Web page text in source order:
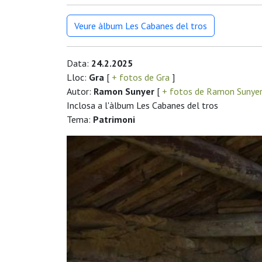
Veure àlbum Les Cabanes del tros
Data: 24.2.2025
Lloc: Gra [ + fotos de Gra ]
Autor: Ramon Sunyer [ + fotos de Ramon
Inclosa a l'àlbum Les Cabanes del tros
Tema: Patrimoni